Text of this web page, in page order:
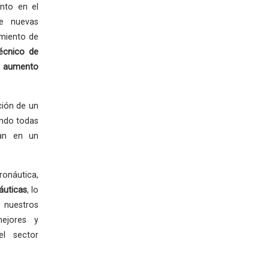
en el
nuevas
de
de
de un
todas
en un
, lo
y
sector